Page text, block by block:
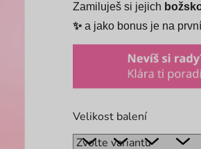
Zamiluješ si jejich
✨a jako bonus je na
Velikost balení